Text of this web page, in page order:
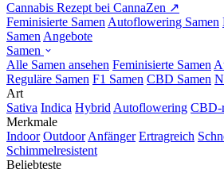
Cannabis Rezept bei CannaZen ↗
Feminisierte Samen Autoflowering Samen
Samen Angebote
Samen
Alle Samen ansehen Feminisierte Samen
Reguläre Samen F1 Samen CBD Samen
Art
Sativa Indica Hybrid Autoflowering CBD-
Merkmale
Indoor Outdoor Anfänger Ertragreich
Schimmelresistent
Beliebteste